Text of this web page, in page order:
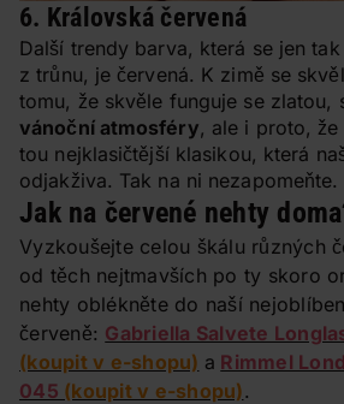
6. Královská červená
Další trendy barva, která se jen
z trůnu, je červená. K zimě se
tomu, že skvěle funguje se zlatou,
vánoční atmosféry, ale i proto,
tou nejklasičtější klasikou, která
odjakživa. Tak na ni nezapomeňte.
Jak na červené nehty
Vyzkoušejte celou škálu různých
od těch nejtmavších po ty skoro
nehty oblékněte do naší
červeně: Gabriella Salvete
(koupit v e-shopu) a Rimmel
045 (koupit v e-shopu).